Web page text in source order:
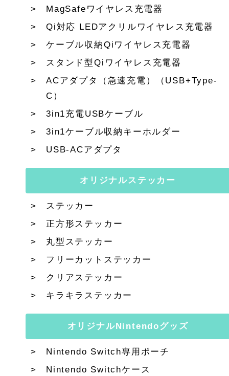
MagSafeワイヤレス充電器
Qi対応 LEDアクリルワイヤレス充電器
ケーブル収納Qiワイヤレス充電器
スタンド型Qiワイヤレス充電器
ACアダプタ（急速充電）（USB+Type-
C）
3in1充電USBケーブル
3in1ケーブル収納キーホルダー
USB-ACアダプタ
オリジナルステッカー
ステッカー
正方形ステッカー
丸型ステッカー
フリーカットステッカー
クリアステッカー
キラキラステッカー
オリジナルNintendoグッズ
Nintendo Switch専用ポーチ
Nintendo Switchケース